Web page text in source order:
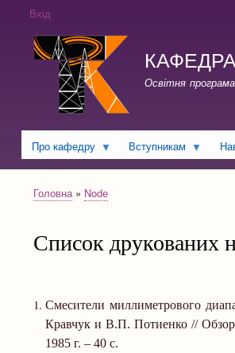
Вхід
КАФЕДРА
Освітня
Про кафедру Вступникам
Рядок
Головна Node
Список друкованих
Смесители миллиметрового
Кравчук и В.П. Потиенко //
1985 г. – 40 c.